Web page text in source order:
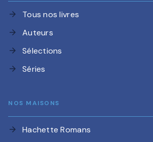
arrow_forward Tous nos livres
arrow_forward Auteurs
arrow_forward Sélections
arrow_forward Séries
NOS MAISONS
arrow_forward Hachette Romans